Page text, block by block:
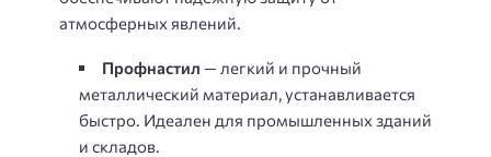
атмосферных явлений.
Профнастил — легкий и прочный
металлический материал, устанавливается
быстро. Идеален для промышленных зданий
и складов.